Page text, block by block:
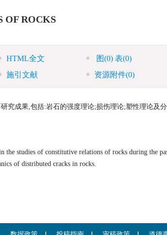
OF ROCKS
HTML全文 图(0) 表(0)
施引文献 资源附件(0)
究成果,包括:岩石的强度理论;损伤理论;塑性理论及分
the studies of constitutive relations of rocks during the
of distributed cracks in rocks.